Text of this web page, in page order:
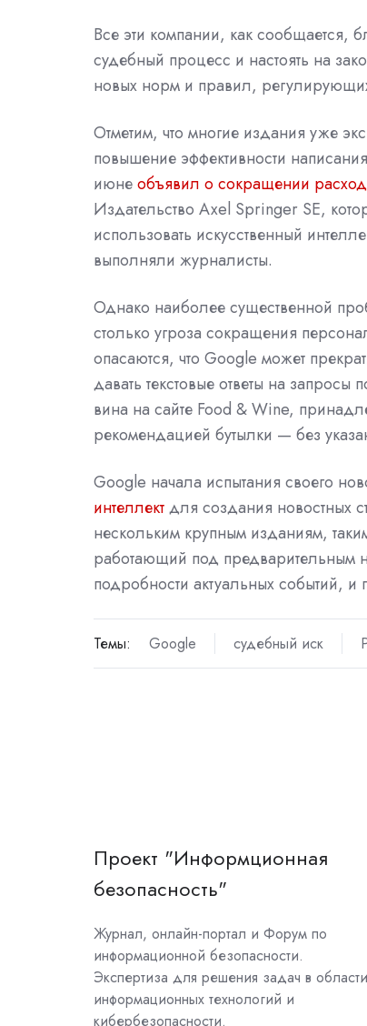
Все эти компании, как сообщается,
судебный процесс и настоять на
новых норм и правил,
Отметим, что многие издания уже
повышение эффективности
июнеобъявил о сокращении
Издательство Axel Springer SE,
использовать искусственный
выполняли журналисты.
Однако наиболее существенной
столько угроза сокращения
опасаются, что Google может
давать текстовые ответы на
вина на сайте Food & Wine,
рекомендацией бутылки — без
Google начала испытания своего
интеллектдля создания новостных
нескольким крупным изданиям,
работающий под предварительным
подробности актуальных событий, и
Темы: Google судебный иск
Проект "Информционная
безопасность"
Журнал, онлайн-портал и Форум по
информационной безопасности.
Экспертиза для решения задач в области
информационных технологий и
кибербезопасности.